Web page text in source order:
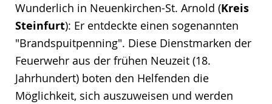
Wunderlich in Neuenkirchen-St. Arnold (Kreis
Steinfurt): Er entdeckte einen sogenannten
"Brandspuitpenning". Diese Dienstmarken der
Feuerwehr aus der frühen Neuzeit (18.
Jahrhundert) boten den Helfenden die
Möglichkeit, sich auszuweisen und werden